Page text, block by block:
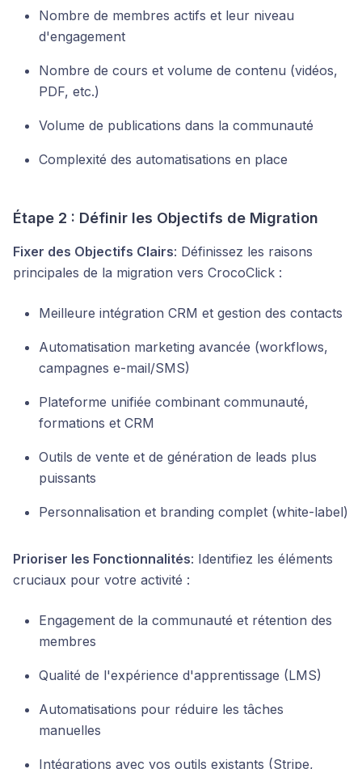
Nombre de membres actifs et leur niveau
d'engagement
Nombre de cours et volume de contenu (vidéos,
PDF, etc.)
Volume de publications dans la communauté
Complexité des automatisations en place
Étape 2 : Définir les Objectifs de Migration
Fixer des Objectifs Clairs: Définissez les raisons
principales de la migration vers CrocoClick :
Meilleure intégration CRM et gestion des contacts
Automatisation marketing avancée (workflows,
campagnes e-mail/SMS)
Plateforme unifiée combinant communauté,
formations et CRM
Outils de vente et de génération de leads plus
puissants
Personnalisation et branding complet (white-label)
Prioriser les Fonctionnalités: Identifiez les éléments
cruciaux pour votre activité :
Engagement de la communauté et rétention des
membres
Qualité de l'expérience d'apprentissage (LMS)
Automatisations pour réduire les tâches
manuelles
Intégrations avec vos outils existants (Stripe,